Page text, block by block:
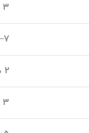
۳ دقیقه
۷–۱۰ دقیقه
۲ دقیقه
۳ دقیقه